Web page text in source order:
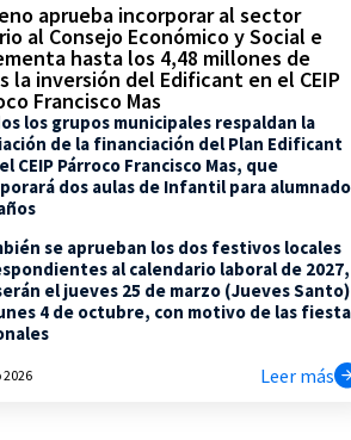
aprueba incorporar al sector
al Consejo Económico y Social e
hasta los 4,48 millones de
la inversión del Edificant en el CEIP
Francisco Mas
los grupos municipales respaldan la
de la financiación del Plan Edificant
CEIP Párroco Francisco Mas, que
dos aulas de Infantil para alumnado
se aprueban los dos festivos locales
al calendario laboral de 2027,
el jueves 25 de marzo (Jueves Santo)
4 de octubre, con motivo de las
2026 Leer más